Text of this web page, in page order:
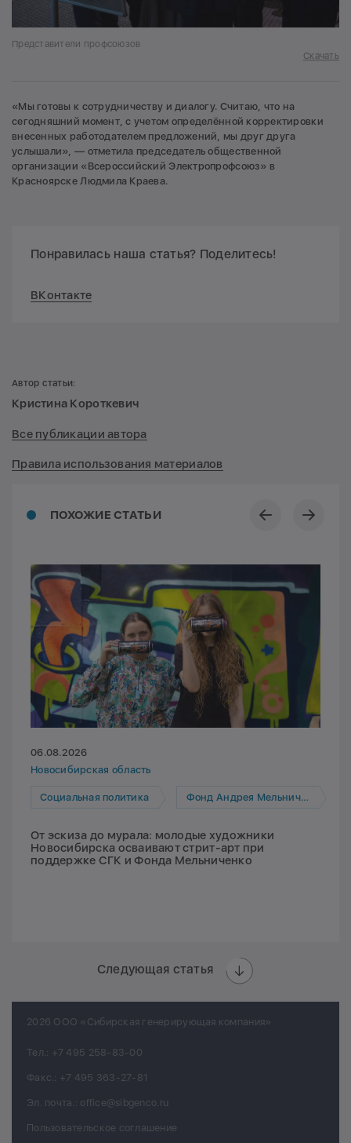
Представители профсоюзов
Скачать
«Мы готовы к сотрудничеству и диалогу. Считаю, что на
сегодняшний момент, с учетом определённой корректировки
внесенных работодателем предложений, мы друг друга
услышали», — отметила председатель общественной
организации «Всероссийский Электропрофсоюз» в
Красноярске Людмила Краева.
Понравилась наша статья? Поделитесь!
ВКонтакте
ПОХОЖИЕ СТАТЬИ
06.08.2026
Новосибирская область
Социальная политика Фонд Андрея Мельниченко
От эскиза до мурала: молодые художники
Новосибирска осваивают стрит-арт при
поддержке СГК и Фонда Мельниченко
Следующая статья
Автор статьи:
Кристина Короткевич
Все публикации автора
Правила использования материалов
2026 ООО «Сибирская генерирующая компания»
Тел.: +7 495 258-83-00
Факс.: +7 495 363-27-81
Эл. почта.: office@sibgenco.ru
Пользовательское соглашение